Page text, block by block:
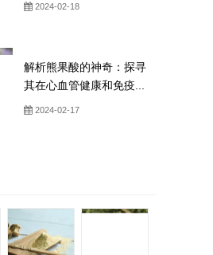
2024-02-18
解析熊果酸的神奇：探寻
其在心血管健康和免疫...
2024-02-17